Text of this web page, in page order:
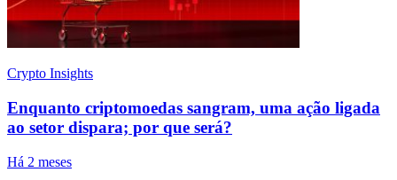
Crypto Insights
Enquanto criptomoedas sangram, uma ação ligada
ao setor dispara; por que será?
Há 2 meses